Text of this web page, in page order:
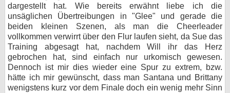
dargestellt hat. Wie bereits erwähnt liebe ich die
unsäglichen Übertreibungen in "Glee" und gerade die
beiden kleinen Szenen, als man die Cheerleader
vollkommen verwirrt über den Flur laufen sieht, da Sue das
Training abgesagt hat, nachdem Will ihr das Herz
gebrochen hat, sind einfach nur urkomisch gewesen.
Dennoch ist mir dies wieder eine Spur zu extrem, bzw.
hätte ich mir gewünscht, dass man Santana und Brittany
wenigstens kurz vor dem Finale doch ein wenig mehr Sinn